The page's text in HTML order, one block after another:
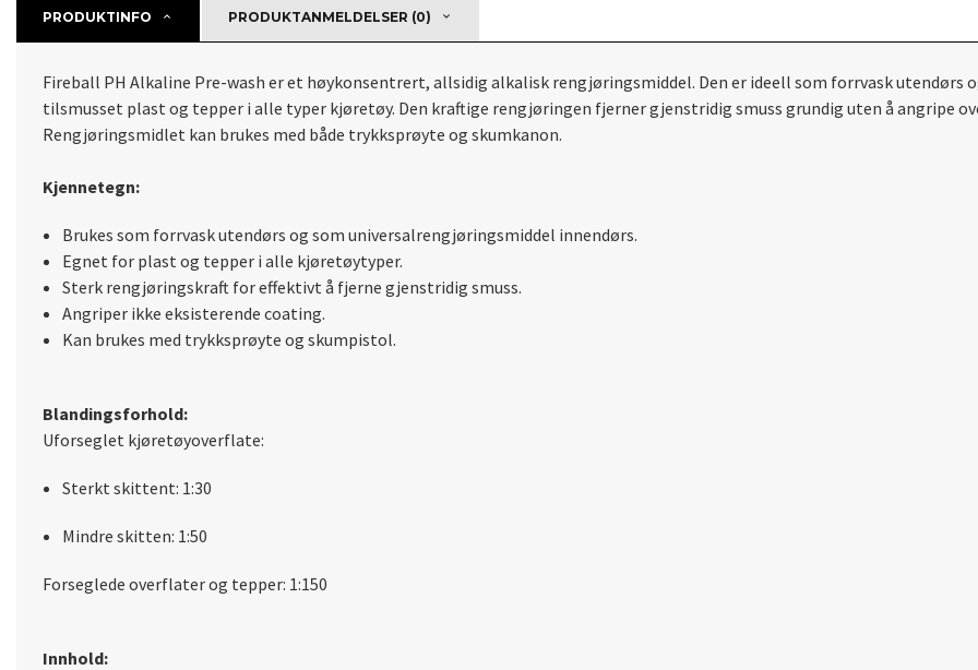
PRODUKTINFO PRODUKTANMELDELSER (0)
Fireball PH Alkaline Pre-wash er et høykonsentrert, allsidig alkalisk rengjøringsmiddel. Den er ideell som forrvask
tilsmusset plast og tepper i alle typer kjøretøy. Den kraftige rengjøringen fjerner gjenstridig smuss grundig uten å angripe
Rengjøringsmidlet kan brukes med både trykksprøyte og skumkanon.
Kjennetegn:
Brukes som forrvask utendørs og som universalrengjøringsmiddel innendørs.
Egnet for plast og tepper i alle kjøretøytyper.
Sterk rengjøringskraft for effektivt å fjerne gjenstridig smuss.
Angriper ikke eksisterende coating.
Kan brukes med trykksprøyte og skumpistol.
Blandingsforhold:
Uforseglet kjøretøyoverflate:
Sterkt skittent: 1:30
Mindre skitten: 1:50
Forseglede overflater og tepper: 1:150
Innhold: